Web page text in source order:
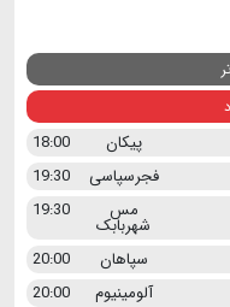
پیکان
18:00
فجرسپاسی
19:30
مس
شهربابک
19:30
سپاهان
20:00
آلومینیوم 20:00